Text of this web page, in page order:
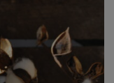
dag
voor
wie